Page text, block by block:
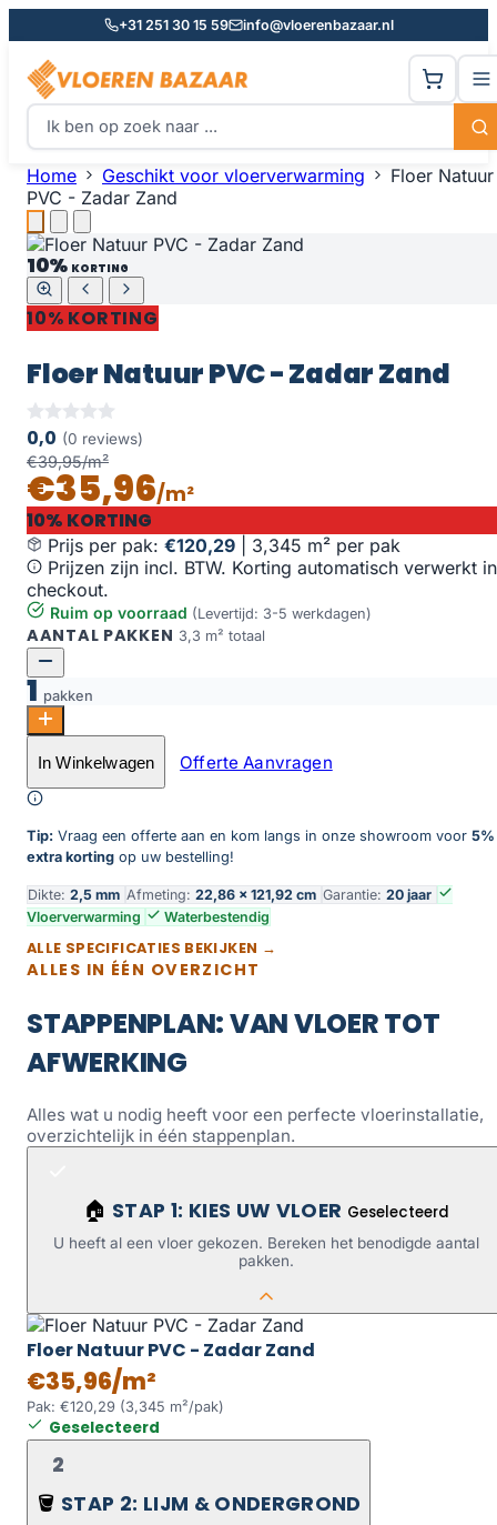
+31 251 30 15 59 info@vloerenbazaar.nl
Home Geschikt voor vloerverwarming
Floer Natuur
PVC - Zadar Zand
10% KORTING
10% KORTING
Floer Natuur PVC - Zadar Zand
0,0 (0 reviews)
€39,95/m²
€35,96/m²
10% KORTING
Prijs per pak: €120,29
3,345 m² per pak
Prijzen zijn incl. BTW. Korting automatisch verwerkt in
checkout.
Ruim op voorraad (Levertijd: 3-5 werkdagen)
AANTAL PAKKEN 3,3 m² totaal
1 pakken
Floer Natuur PVC - Zadar Zand aantal
Toevoegen aan winkelwagen
In Winkelwagen Offerte Aanvragen
Tip: Vraag een offerte aan en kom langs in onze showroom voor 5%
extra korting op uw bestelling!
Dikte: 2,5 mm Afmeting: 22,86 × 121,92 cm Garantie: 20 jaar
Vloerverwarming
Waterbestendig
ALLE SPECIFICATIES BEKIJKEN →
ALLES IN ÉÉN OVERZICHT
STAPPENPLAN: VAN VLOER TOT
AFWERKING
Alles wat u nodig heeft voor een perfecte vloerinstallatie,
overzichtelijk in één stappenplan.
🏠 STAP 1: KIES UW VLOER Geselecteerd
U heeft al een vloer gekozen. Bereken het benodigde aantal
pakken.
Floer Natuur PVC - Zadar Zand
€35,96/m²
Pak: €120,29 (3,345 m²/pak)
Geselecteerd
2
🪣 STAP 2: LIJM & ONDERGROND